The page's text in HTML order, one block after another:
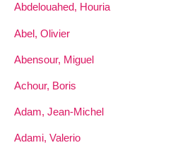
Abdelouahed, Houria
Abel, Olivier
Abensour, Miguel
Achour, Boris
Adam, Jean-Michel
Adami, Valerio